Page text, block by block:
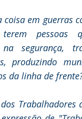
coisa em guerras
pessoas
segurança,
produzindo
da linha de
Trabalhadores